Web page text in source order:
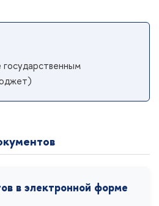
в электронной форме